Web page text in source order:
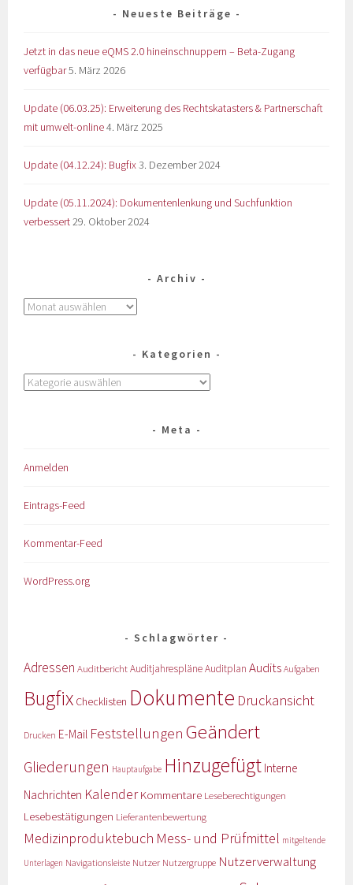
Neueste Beiträge
Jetzt in das neue eQMS 2.0 hineinschnuppern – Beta-Zugang
verfügbar5. März 2026
Update (06.03.25): Erweiterung des Rechtskatasters & Partnerschaft
mit umwelt-online4. März 2025
Update (04.12.24): Bugfix3. Dezember 2024
Update (05.11.2024): Dokumentenlenkung und Suchfunktion
verbessert29. Oktober 2024
Archiv
Kategorien
Meta
Anmelden
Eintrags-Feed
Kommentar-Feed
WordPress.org
Schlagwörter
Adressen AuditberichtAuditjahrespläneAuditplan Audits Aufgaben
Bugfix Checklisten Dokumente Druckansicht
Drucken E-Mail Feststellungen Geändert
Gliederungen Hauptaufgabe Hinzugefügt Interne
Nachrichten KalenderKommentare Leseberechtigungen
Lesebestätigungen Lieferantenbewertung
Medizinproduktebuch Mess- und Prüfmittel mitgeltende
Unterlagen Navigationsleiste Nutzer Nutzergruppe Nutzerverwaltung